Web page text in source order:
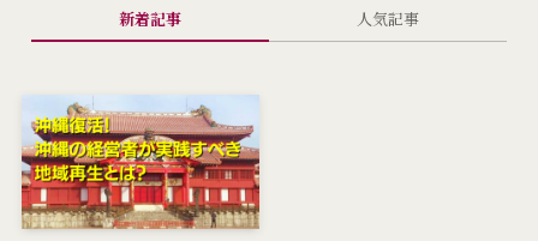
新着記事 人気記事